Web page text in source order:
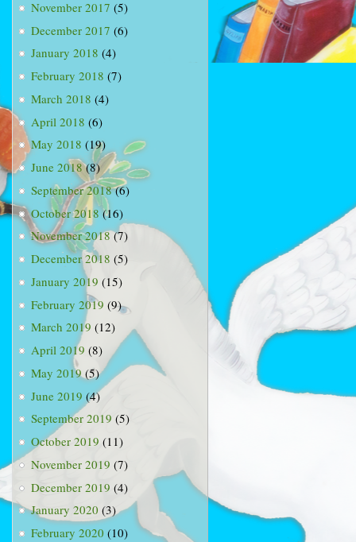
November 2017 (5)
December 2017 (6)
January 2018 (4)
February 2018 (7)
March 2018 (4)
April 2018 (6)
May 2018 (19)
June 2018(8)
September 2018(6)
October 2018(16)
November 2018(7)
December 2018 (5)
January 2019 (15)
February 2019 (9)
March 2019 (12)
April 2019 (8)
May 2019(5)
June 2019 (4)
September 2019 (5)
October 2019 (11)
November 2019 (7)
December 2019 (4)
January 2020 (3)
February 2020 (10)